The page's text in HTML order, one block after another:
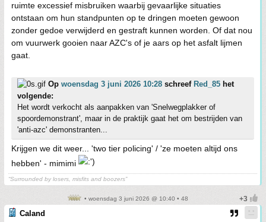
ruimte excessief misbruiken waarbij gevaarlijke situaties
ontstaan om hun standpunten op te dringen moeten gewoon
zonder gedoe verwijderd en gestraft kunnen worden. Of dat nou
om vuurwerk gooien naar AZC's of je aars op het asfalt lijmen
gaat.
Op woensdag 3 juni 2026 10:28 schreef Red_85 het
volgende:
Het wordt verkocht als aanpakken van 'Snelwegplakker of
spoordemonstrant', maar in de praktijk gaat het om bestrijden van
'anti-azc' demonstranten...
Krijgen we dit weer... 'two tier policing' / 'ze moeten altijd ons
hebben' - mimimi
“Surrounded by losers, misfits and boozers”
• woensdag 3 juni 2026 @ 10:40 • 48
Caland